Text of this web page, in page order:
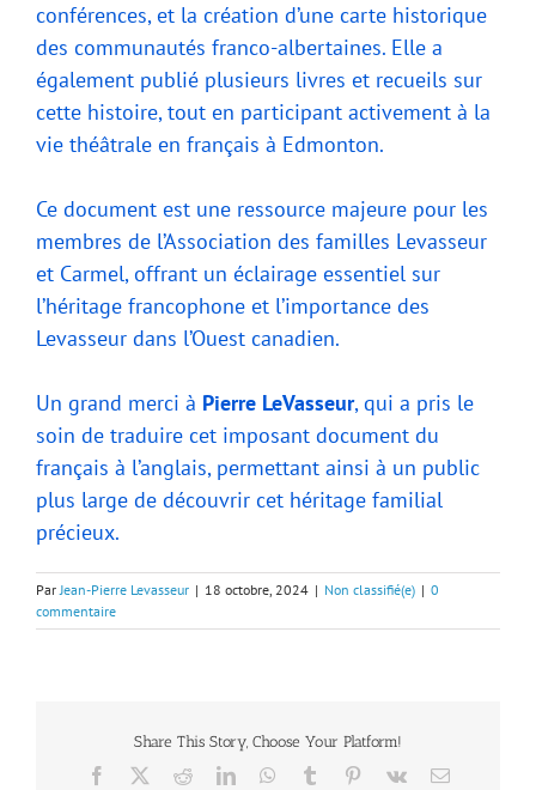
conférences, et la création d’une carte historique
des communautés franco-albertaines. Elle a
également publié plusieurs livres et recueils sur
cette histoire, tout en participant activement à la
vie théâtrale en français à Edmonton.
Ce document est une ressource majeure pour les
membres de l’Association des familles Levasseur
et Carmel, offrant un éclairage essentiel sur
l’héritage francophone et l’importance des
Levasseur dans l’Ouest canadien.
Un grand merci à Pierre LeVasseur, qui a pris le
soin de traduire cet imposant document du
français à l’anglais, permettant ainsi à un public
plus large de découvrir cet héritage familial
précieux.
ParJean-Pierre Levasseur | 18 octobre, 2024 | Non classifié(e) | 0
commentaire
Share This Story, Choose Your Platform!
Facebook RedditLinkedInWhatsApp
Tumblr Pinterest
Vk Email